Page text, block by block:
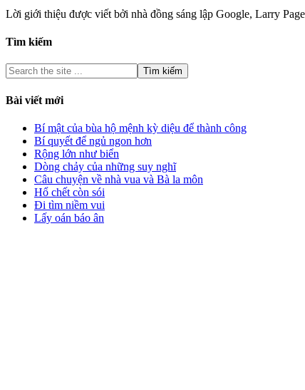
Lời giới thiệu được viết bởi nhà đồng sáng lập Google, Larry
Tìm kiếm
Bài viết mới
Bí mật của bùa hộ mệnh kỳ diệu để thành công
Bí quyết để ngủ ngon hơn
Rộng lớn như biển
Dòng chảy của những suy nghĩ
Câu chuyện về nhà vua và Bà la môn
Hổ chết còn sói
Đi tìm niềm vui
Lấy oán báo ân